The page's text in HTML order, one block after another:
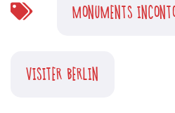
MONUMENTS
VISITER BERLIN